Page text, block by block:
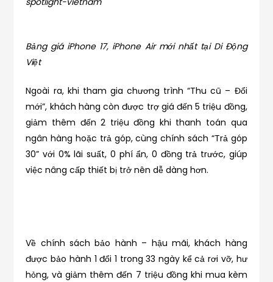
Bảng giá iPhone 17, iPhone Air mới nhất tại Di Động
Việt
Ngoài ra, khi tham gia chương trình “Thu cũ – Đổi
mới”, khách hàng còn được trợ giá đến 5 triệu đồng,
giảm thêm đến 2 triệu đồng khi thanh toán qua
ngân hàng hoặc trả góp, cùng chính sách “Trả góp
30” với 0% lãi suất, 0 phí ẩn, 0 đồng trả trước, giúp
việc nâng cấp thiết bị trở nên dễ dàng hơn.
Về chính sách bảo hành – hậu mãi, khách hàng
được bảo hành 1 đổi 1 trong 33 ngày kể cả rơi vỡ, hư
hỏng, và giảm thêm đến 7 triệu đồng khi mua kèm